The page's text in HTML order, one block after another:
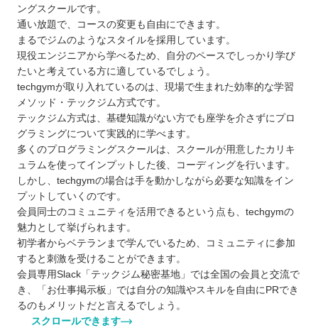
ングスクールです。
通い放題で、コースの変更も自由にできます。
まるでジムのようなスタイルを採用しています。
現役エンジニアから学べるため、自分のペースでしっかり学び
たいと考えている方に適しているでしょう。
techgymが取り入れているのは、現場で生まれた効率的な学習
メソッド・テックジム方式です。
テックジム方式は、基礎知識がない方でも座学を介さずにプロ
グラミングについて実践的に学べます。
多くのプログラミングスクールは、スクールが用意したカリキ
ュラムを使ってインプットした後、コーディングを行います。
しかし、techgymの場合は手を動かしながら必要な知識をイン
プットしていくのです。
会員同士のコミュニティを活用できるという点も、techgymの
魅力として挙げられます。
初学者からベテランまで学んでいるため、コミュニティに参加
すると刺激を受けることができます。
会員専用Slack「テックジム秘密基地」では全国の会員と交流で
き、「お仕事掲示板」では自分の知識やスキルを自由にPRでき
るのもメリットだと言えるでしょう。
スクロールできます